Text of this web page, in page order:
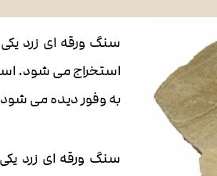
سنگ ورقه ای زرد
استخراج می شود.
به وفور دیده می
سنگ ورقه ای زرد